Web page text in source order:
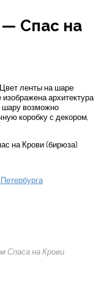
Спас на
ленты на шаре:
архитектура
шару возможно
коробку с декором,
на Крови (бирюза)
Спаса на Крови